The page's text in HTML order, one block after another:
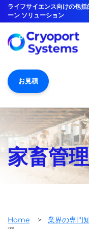
ライフサイエンス向けの包
ーン ソリューション
お見積
家畜管理
Home > 業界の専門